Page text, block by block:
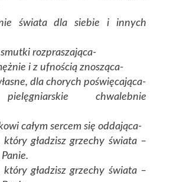
świata dla siebie i innych
rozpraszająca-
i z ufnością znosząca-
dla chorych poświęcająca-
chwalebnie
całym sercem się oddająca-
który gładzisz grzechy świata –
który gładzisz grzechy świata –